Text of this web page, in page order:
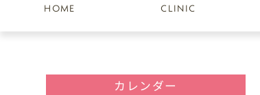
HOME CLINIC
カレンダー